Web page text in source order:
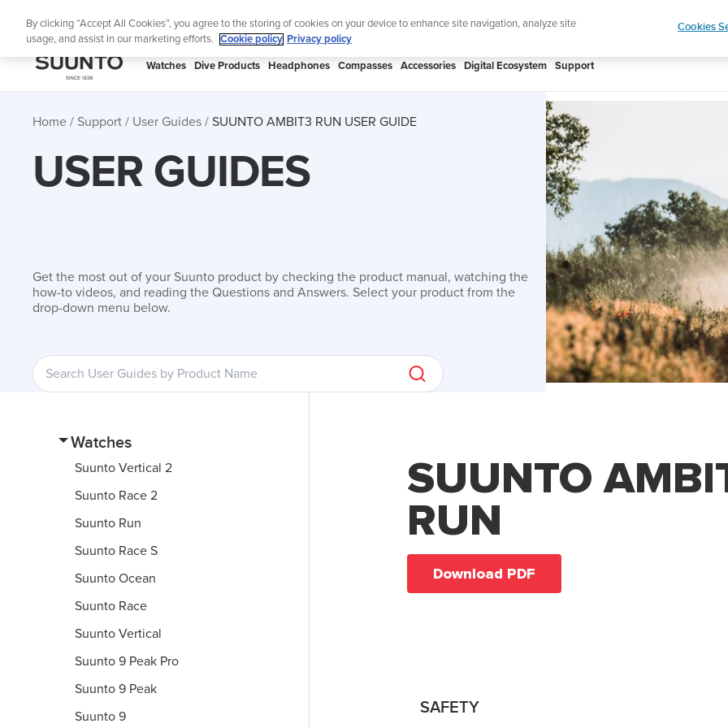
The ultimate performance watch out now! Shop
SUUNTO
Watches Dive Products Headphones Compasses Accessories Digital Ecosystem Support
Home Support User Guides SUUNTO AMBIT3 RUN USER GUIDE
USER GUIDES
Get the most out of your Suunto product by checking the product manual, watching the
how-to videos, and reading the Questions and Answers. Select your product from the
drop-down menu below.
Watches
Suunto Vertical 2
Suunto Race 2
Suunto Run
Suunto Race S
Suunto Ocean
Suunto Race
Suunto Vertical
Suunto 9 Peak Pro
Suunto 9 Peak
Suunto 9
SUUNTO
RUN
Download PDF
SAFETY
By clicking “Accept All Cookies”, you agree to the storing of cookies on your device to enhance site navigation, analyze site
usage, and assist in our marketing efforts.
Cookie policy Privacy policy
Cookies